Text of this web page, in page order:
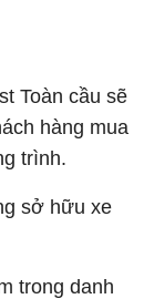
Toàn cầu sẽ
hàng mua
trình.
sở hữu xe
trong danh